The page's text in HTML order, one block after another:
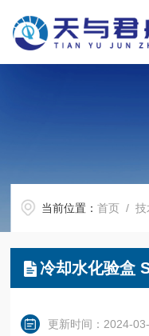
当前位置：首页 /技
冷却水化验盒
更新时间：2024-